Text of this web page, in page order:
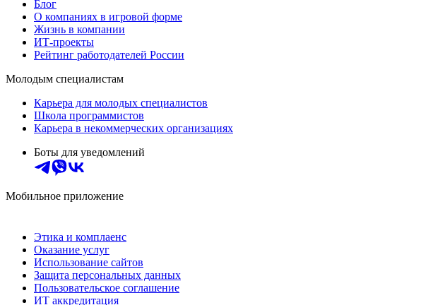
Блог
О компаниях в игровой форме
Жизнь в компании
ИТ-проекты
Рейтинг работодателей России
Молодым специалистам
Карьера для молодых специалистов
Школа программистов
Карьера в некоммерческих организациях
Боты для уведомлений
Мобильное приложение
Этика и комплаенс
Оказание услуг
Использование сайтов
Защита персональных данных
Пользовательское соглашение
ИТ аккредитация